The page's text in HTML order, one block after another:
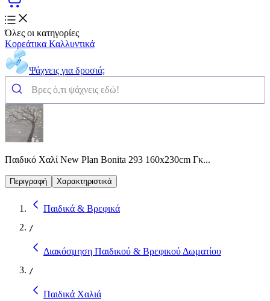
Όλες οι κατηγορίες
Κορεάτικα Καλλυντικά
Ψάχνεις για δροσιά;
Παιδικό Χαλί New Plan Bonita 293 160x230cm Γκ...
Περιγραφή Χαρακτηριστικά
Παιδικά & Βρεφικά
/
Διακόσμηση Παιδικού & Βρεφικού Δωματίου
/
Παιδικά Χαλιά